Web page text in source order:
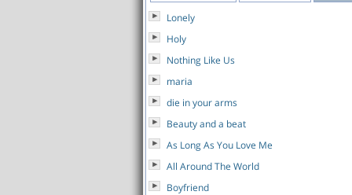
Lonely
Holy
Nothing Like Us
maria
die in your arms
Beauty and a beat
As Long As You Love Me
All Around The World
Boyfriend